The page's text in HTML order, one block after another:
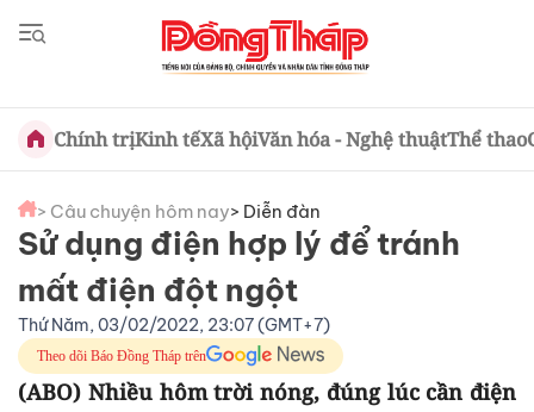
Chính trịKinh tếXã hộiVăn hóa - Nghệ thuậtThể thao
> Câu chuyện hôm nay> Diễn đàn
Sử dụng điện hợp lý để tránh
mất điện đột ngột
Thứ Năm, 03/02/2022, 23:07 (GMT+7)
Theo dõi Báo Đồng Tháp trên
(ABO) Nhiều hôm trời nóng, đúng lúc cần điện